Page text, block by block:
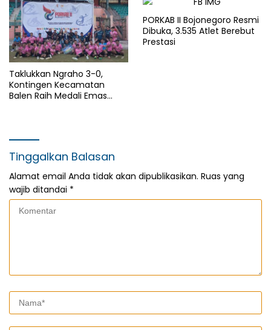
Taklukkan Ngraho 3-0,
Kontingen Kecamatan
Balen Raih Medali Emas
PORKAB II Bojonegoro Resmi
Dibuka, 3.535 Atlet Berebut
Prestasi
Tinggalkan Balasan
Alamat email Anda tidak akan dipublikasikan. Ruas yang
wajib ditandai *